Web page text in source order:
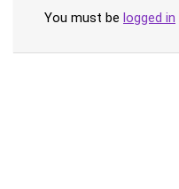
You must be logged in